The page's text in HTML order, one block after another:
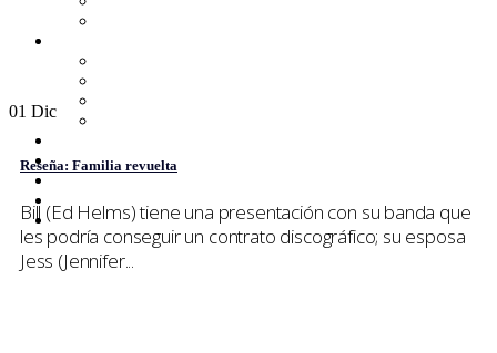
Tops
Buscar
01 Dic
Reseña: Familia revuelta
Bill (Ed Helms) tiene una presentación con su banda que
les podría conseguir un contrato discográfico; su esposa
Jess (Jennifer...